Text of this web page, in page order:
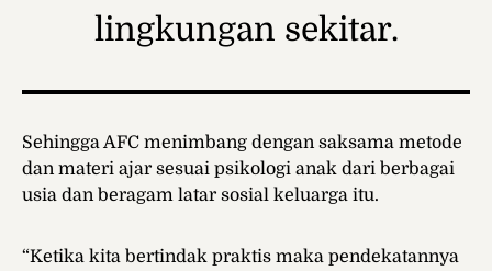
lingkungan sekitar.
Sehingga AFC menimbang dengan saksama metode
dan materi ajar sesuai psikologi anak dari berbagai
usia dan beragam latar sosial keluarga itu.
“Ketika kita bertindak praktis maka pendekatannya